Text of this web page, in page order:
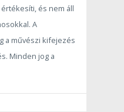
és nem áll
A
a művészi kifejezés
Minden jog a